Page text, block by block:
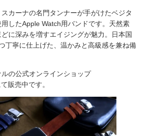
カーナの名門タンナーが手がけたベジタ
したApple Watch用バンドです。天然素
に深みを増すエイジングが魅力。日本国
丁寧に仕上げた、温かみと高級感を兼ね備
の公式オンラインショップ
販売中です。